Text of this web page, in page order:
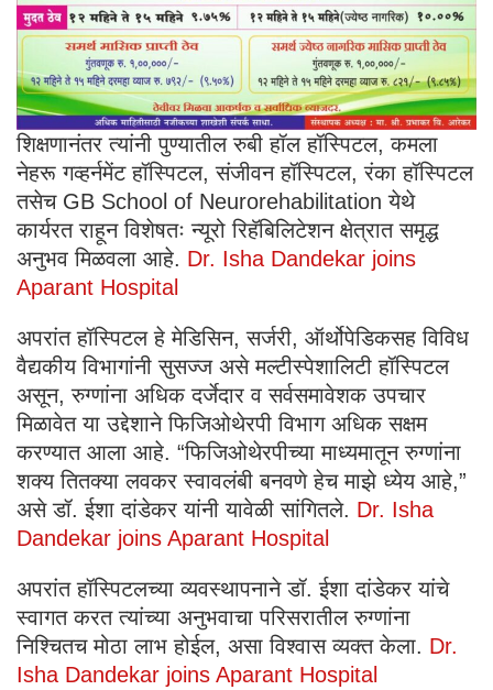
शिक्षणानंतर त्यांनी पुण्यातील रुबी हॉल हॉस्पिटल, कमला
नेहरू गव्हर्नमेंट हॉस्पिटल, संजीवन हॉस्पिटल, रंका हॉस्पिटल
तसेच GB School of Neurorehabilitation येथे
कार्यरत राहून विशेषतः न्यूरो रिहॅबिलिटेशन क्षेत्रात समृद्ध
अनुभव मिळवला आहे. Dr. Isha Dandekar joins
Aparant Hospital
अपरांत हॉस्पिटल हे मेडिसिन, सर्जरी, ऑर्थोपेडिकसह विविध
वैद्यकीय विभागांनी सुसज्ज असे मल्टीस्पेशालिटी हॉस्पिटल
असून, रुग्णांना अधिक दर्जेदार व सर्वसमावेशक उपचार
मिळावेत या उद्देशाने फिजिओथेरपी विभाग अधिक सक्षम
करण्यात आला आहे. “फिजिओथेरपीच्या माध्यमातून रुग्णांना
शक्य तितक्या लवकर स्वावलंबी बनवणे हेच माझे ध्येय आहे,”
असे डॉ. ईशा दांडेकर यांनी यावेळी सांगितले. Dr. Isha
Dandekar joins Aparant Hospital
अपरांत हॉस्पिटलच्या व्यवस्थापनाने डॉ. ईशा दांडेकर यांचे
स्वागत करत त्यांच्या अनुभवाचा परिसरातील रुग्णांना
निश्चितच मोठा लाभ होईल, असा विश्वास व्यक्त केला. Dr.
Isha Dandekar joins Aparant Hospital